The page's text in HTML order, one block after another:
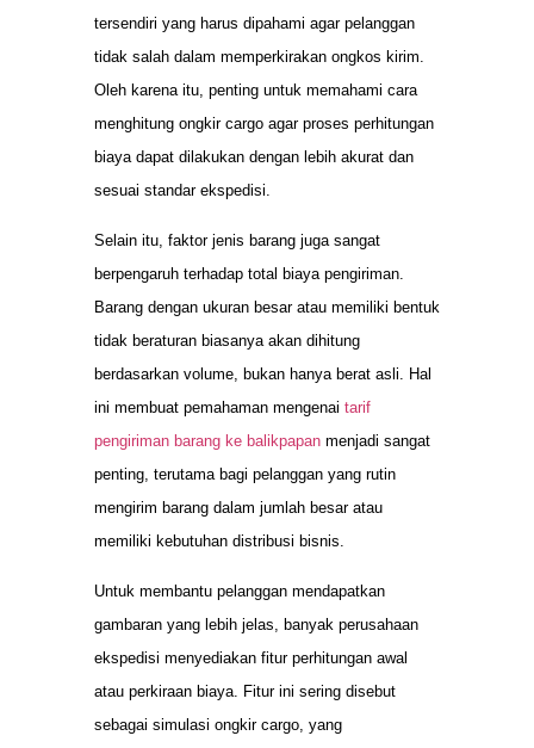
tersendiri yang harus dipahami agar pelanggan
tidak salah dalam memperkirakan ongkos kirim.
Oleh karena itu, penting untuk memahami cara
menghitung ongkir cargo agar proses perhitungan
biaya dapat dilakukan dengan lebih akurat dan
sesuai standar ekspedisi.
Selain itu, faktor jenis barang juga sangat
berpengaruh terhadap total biaya pengiriman.
Barang dengan ukuran besar atau memiliki bentuk
tidak beraturan biasanya akan dihitung
berdasarkan volume, bukan hanya berat asli. Hal
ini membuat pemahaman mengenai tarif
pengiriman barang ke balikpapan menjadi sangat
penting, terutama bagi pelanggan yang rutin
mengirim barang dalam jumlah besar atau
memiliki kebutuhan distribusi bisnis.
Untuk membantu pelanggan mendapatkan
gambaran yang lebih jelas, banyak perusahaan
ekspedisi menyediakan fitur perhitungan awal
atau perkiraan biaya. Fitur ini sering disebut
sebagai simulasi ongkir cargo, yang